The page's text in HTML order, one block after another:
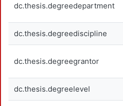
dc.thesis.degreedepartment
dc.thesis.degreediscipline
dc.thesis.degreegrantor
dc.thesis.degreelevel